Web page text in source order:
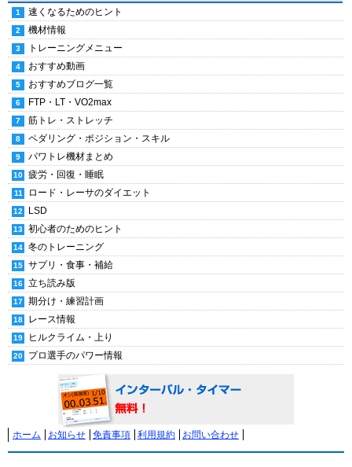
速くなるためのヒント
機材情報
トレーニングメニュー
おすすめ動画
おすすめブログ一覧
FTP・LT・VO2max
筋トレ・ストレッチ
ペダリング・ポジション・スキル
パワトレ機材まとめ
疲労・回復・睡眠
ロード・レーサのダイエット
LSD
初心者のためのヒント
冬のトレーニング
サプリ・食事・補給
立ち読み版
期分け・練習計画
レース情報
ヒルクライム・上り
プロ選手のパワー情報
ホーム お知らせ 免責事項 利用規約 お問い合わせ